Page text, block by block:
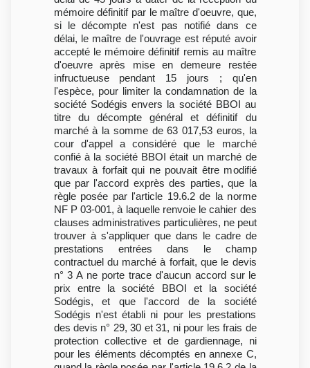
mémoire définitif par le maître d'oeuvre, que,
si le décompte n'est pas notifié dans ce
délai, le maître de l'ouvrage est réputé avoir
accepté le mémoire définitif remis au maître
d'oeuvre après mise en demeure restée
infructueuse pendant 15 jours ; qu'en
l'espèce, pour limiter la condamnation de la
société Sodégis envers la société BBOI au
titre du décompte général et définitif du
marché à la somme de 63 017,53 euros, la
cour d'appel a considéré que le marché
confié à la société BBOI était un marché de
travaux à forfait qui ne pouvait être modifié
que par l'accord exprès des parties, que la
règle posée par l'article 19.6.2 de la norme
NF P 03-001, à laquelle renvoie le cahier des
clauses administratives particulières, ne peut
trouver à s'appliquer que dans le cadre de
prestations entrées dans le champ
contractuel du marché à forfait, que le devis
n° 3 A ne porte trace d'aucun accord sur le
prix entre la société BBOI et la société
Sodégis, et que l'accord de la société
Sodégis n'est établi ni pour les prestations
des devis n° 29, 30 et 31, ni pour les frais de
protection collective et de gardiennage, ni
pour les éléments décomptés en annexe C,